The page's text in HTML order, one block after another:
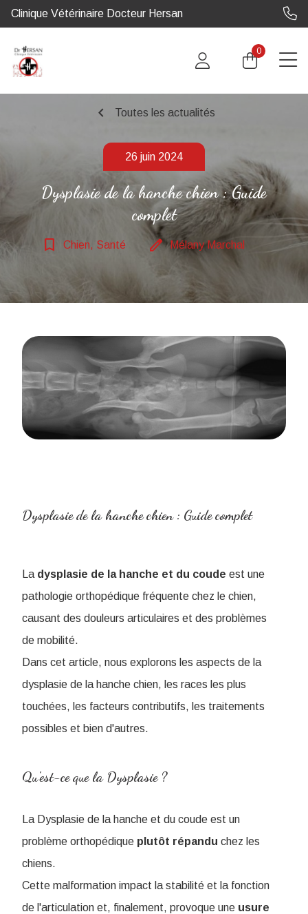
Clinique Vétérinaire Docteur Hersan
0
chevron_left Toutes les actualités
26 juin 2024
Dysplasie de la hanche chien : Guide
complet
bookmark_border Chien, Santé edit Mélany Marchal
Dysplasie de la hanche chien : Guide complet
La dysplasie de la hanche et du coude est une
pathologie orthopédique fréquente chez le chien,
causant des douleurs articulaires et des problèmes
de mobilité.
Dans cet article, nous explorons les aspects de la
dysplasie de la hanche chien, les races les plus
touchées, les facteurs contributifs, les traitements
possibles et bien d'autres.
Qu'est-ce que la Dysplasie ?
La Dysplasie de la hanche et du coude est un
problème orthopédique plutôt répandu chez les
chiens.
Cette malformation impact la stabilité et la fonction
de l'articulation et, finalement, provoque une usure